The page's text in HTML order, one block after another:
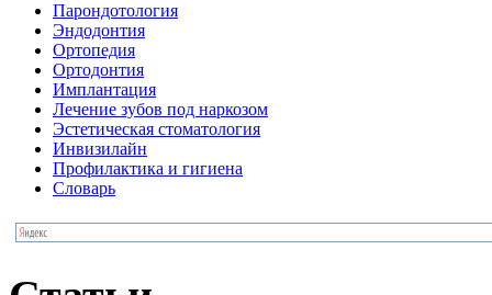
Парондотология
Эндодонтия
Ортопедия
Ортодонтия
Имплантация
Лечение зубов под наркозом
Эстетическая стоматология
Инвизилайн
Профилактика и гигиена
Словарь